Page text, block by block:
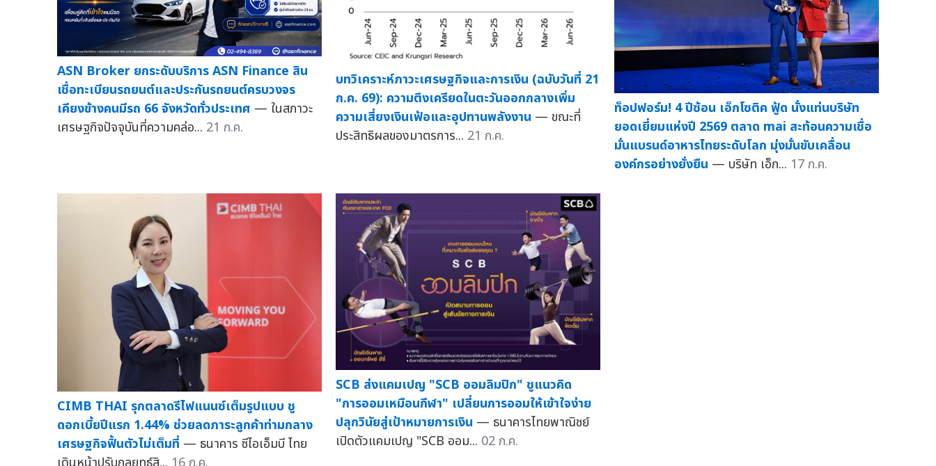
ASN Broker ยกระดับบริการ ASN Finance สิน
เชื่อทะเบียนรถยนต์และประกันรถยนต์ครบวงจร
เคียงข้างคนมีรถ 66 จังหวัดทั่วประเทศ — ในสภาวะ
เศรษฐกิจปัจจุบันที่ความคล่อ... 21 ก.ค.
บทวิเคราะห์ภาวะเศรษฐกิจและการเงิน (ฉบับวันที่ 21
ก.ค. 69): ความตึงเครียดในตะวันออกกลางเพิ่ม
ความเสี่ยงเงินเฟ้อและอุปทานพลังงาน — ขณะที่
ประสิทธิผลของมาตรการ... 21 ก.ค.
ท็อปฟอร์ม! 4 ปีซ้อน เอ็กโซติค ฟู้ด นั่งแท่นบริษัท
ยอดเยี่ยมแห่งปี 2569 ตลาด mai สะท้อนความเชื่อ
มั่นแบรนด์อาหารไทยระดับโลก มุ่งมั่นขับเคลื่อน
องค์กรอย่างยั่งยืน — บริษัท เอ็ก... 17 ก.ค.
CIMB THAI รุกตลาดรีไฟแนนซ์เต็มรูปแบบ ชู
ดอกเบี้ยปีแรก 1.44% ช่วยลดภาระลูกค้าท่ามกลาง
เศรษฐกิจฟื้นตัวไม่เต็มที่ — ธนาคาร ซีไอเอ็มบี ไทย
SCB ส่งแคมเปญ "SCB ออมลิมปิก" ชูแนวคิด
"การออมเหมือนกีฬา" เปลี่ยนการออมให้เข้าใจง่าย
ปลุกวินัยสู่เป้าหมายการเงิน — ธนาคารไทยพาณิชย์
เปิดตัวแคมเปญ "SCB ออม... 02 ก.ค.